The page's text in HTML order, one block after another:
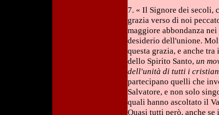
7. « Il Signore dei secoli,
grazia verso di noi
maggiore abbondanza
desiderio dell'unione.
questa grazia, e anche
dello Spirito Santo,un
dell'unità di tutti i
partecipano quelli che
Salvatore, e non solo
quali hanno ascoltato il
Quasi tutti però, anche